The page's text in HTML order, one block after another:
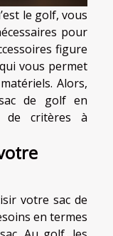
le golf, vous
pour
figure
vous permet
Alors,
de golf en
de critères à
votre sac de
en termes